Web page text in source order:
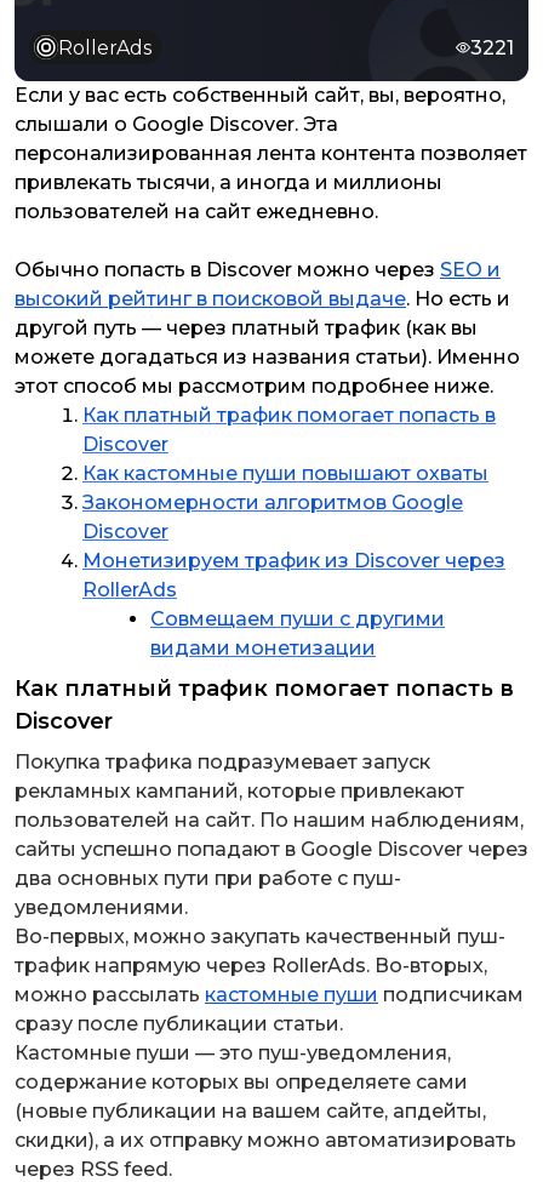
RollerAds 3221
Если у вас есть собственный сайт, вы, вероятно,
слышали о Google Discover. Эта
персонализированная лента контента позволяет
привлекать тысячи, а иногда и миллионы
пользователей на сайт ежедневно.
Обычно попасть в Discover можно через SEO и
высокий рейтинг в поисковой выдаче. Но есть и
другой путь — через платный трафик (как вы
можете догадаться из названия статьи). Именно
этот способ мы рассмотрим подробнее ниже.
Как платный трафик помогает попасть в
Discover
Как кастомные пуши повышают охваты
Закономерности алгоритмов Google
Discover
Монетизируем трафик из Discover через
RollerAds
Совмещаем пуши с другими
видами монетизации
Как платный трафик помогает попасть в
Discover
Покупка трафика подразумевает запуск
рекламных кампаний, которые привлекают
пользователей на сайт. По нашим наблюдениям,
сайты успешно попадают в Google Discover через
два основных пути при работе с пуш-
уведомлениями.
Во-первых, можно закупать качественный пуш-
трафик напрямую через RollerAds. Во-вторых,
можно рассылать кастомные пуши подписчикам
сразу после публикации статьи.
Кастомные пуши — это пуш-уведомления,
содержание которых вы определяете сами
(новые публикации на вашем сайте, апдейты,
скидки), а их отправку можно автоматизировать
через RSS feed.